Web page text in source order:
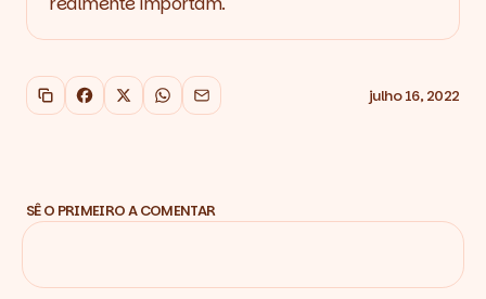
Copiar link
Facebook
X WhatsApp
Email julho 16, 2022
SÊ O PRIMEIRO A COMENTAR